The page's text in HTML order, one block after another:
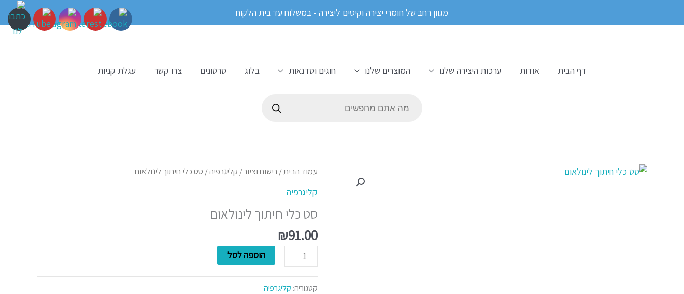
מגוון רחב של חומרי יצירה וקיטים ליצירה - במשלוח עד בית הלקוח
דף הבית אודות ערכות היצירה שלנו המוצרים שלנו חוגים וסדנאות בלוג סרטונים צרו קשר
עגלת קניות
עמוד הבית/ רישום וציור/ קליגרפיה/ סט כלי חיתוך לינולאום
קליגרפיה
סט כלי חיתוך לינולאום
₪91.00
כמות
של
סט
כלי
חיתוך
לינולאום
הוספה לסל
קטגוריה: קליגרפיה